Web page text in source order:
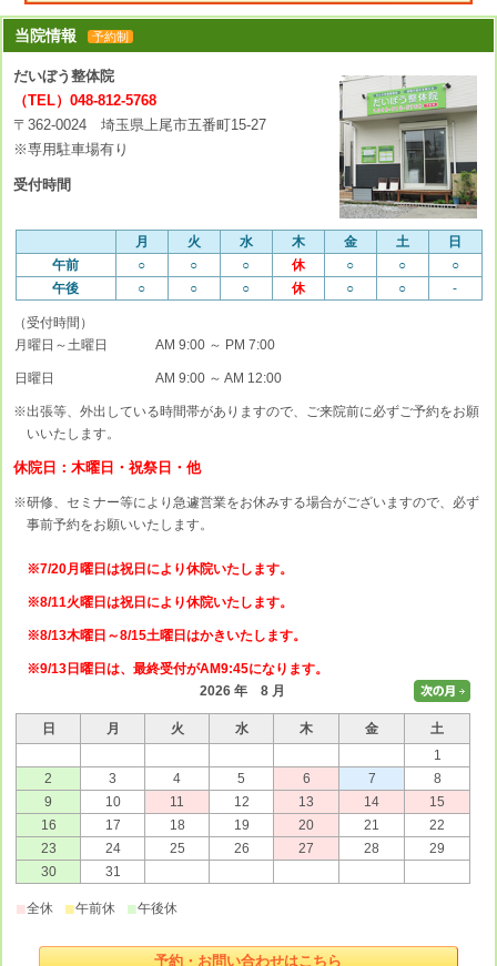
当院情報 予約制
だいぼう整体院
（TEL）048-812-5768
〒362-0024 埼玉県上尾市五番町15-27
※専用駐車場有り
受付時間
月 火 水 木 金 土
日
午前
○ ○ ○ 休 ○ ○
○
午後
○ ○ ○ 休 ○ ○ -
（受付時間）
月曜日～土曜日
AM 9:00 ～ PM 7:00
日曜日 AM 9:00 ～ AM 12:00
※出張等、外出している時間帯がありますので、ご来院前に必ずご予約をお願
いいたします。
休院日：木曜日・祝祭日・他
※研修、セミナー等により急遽営業をお休みする場合がございますので、必ず
事前予約をお願いいたします。
※7/20月曜日は祝日により休院いたします。
※8/11火曜日は祝日により休院いたします。
※8/13木曜日～8/15土曜日はかきいたします。
※9/13日曜日は、最終受付がAM9:45になります。
2026 年 8 月
日 月 火 水 木 金
土
1
2
3 4 5 6 7
8
9
10 11 12 13 14
15
16
17 18 19 20 21
22
23
24 25 26 27 28
29
30
31
■全休 ■午前休 ■午後休
予約・お問い合わせはこちら